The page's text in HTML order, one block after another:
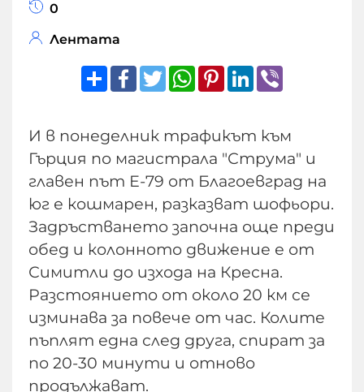
0
Лентата
ShareFacebook
TwitterWhatsApp
Pinterest
LinkedIn
И в понеделник трафикът към
Гърция по магистрала "Струма" и
главен път Е-79 от Благоевград на
юг е кошмарен, разказват шофьори.
Задръстването започна още преди
обед и колонното движение е от
Симитли до изхода на Кресна.
Разстоянието от около 20 км се
изминава за повече от час. Колите
пъплят една след друга, спират за
по 20-30 минути и отново
продължават.